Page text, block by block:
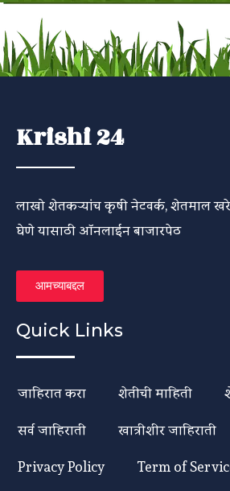
Krishi 24
लाखो शेतकऱ्यांच कृषी नेटवर्क, शेतमाल
घेणे यासाठी ऑनलाईन बाजारपेठ
आमच्याबद्दल
Quick Links
जाहिरात करा शेतीची माहिती
सर्व जाहिराती
खात्रीशीर जाहिराती
Privacy Policy
Term of